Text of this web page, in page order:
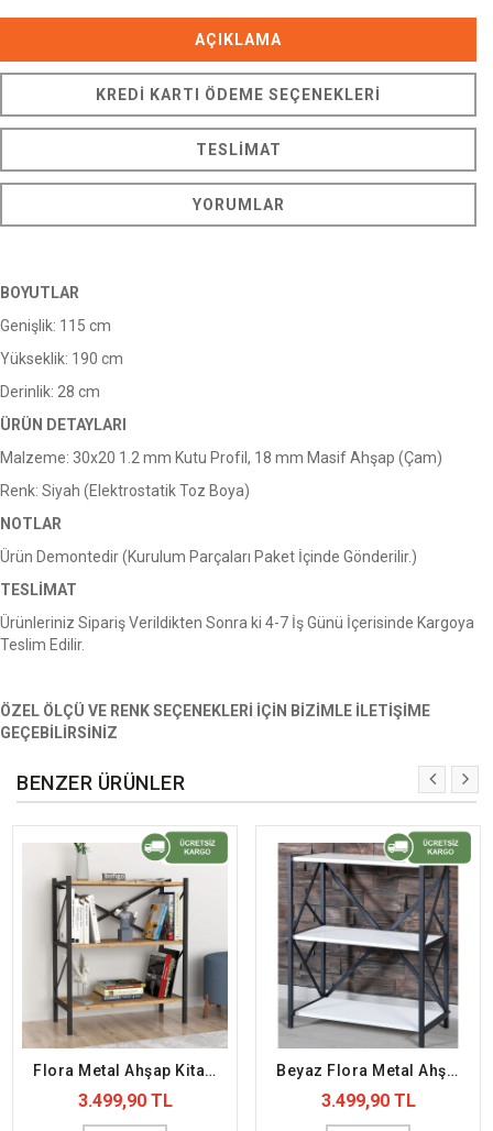
AÇIKLAMA
KREDI KARTI ÖDEME SEÇENEKLERI
TESLIMAT
YORUMLAR
BOYUTLAR
Genişlik: 115 cm
Yükseklik: 190 cm
Derinlik: 28 cm
ÜRÜN DETAYLARI
Malzeme: 30x20 1.2 mm Kutu Profil, 18 mm Masif Ahşap (Çam)
Renk: Siyah (Elektrostatik Toz Boya)
NOTLAR
Ürün Demontedir (Kurulum Parçaları Paket İçinde Gönderilir.)
TESLİMAT
Ürünleriniz Sipariş Verildikten Sonra ki 4-7 İş Günü İçerisinde Kargoya
Teslim Edilir.
ÖZEL ÖLÇÜ VE RENK SEÇENEKLERİ İÇİN BİZİMLE İLETİŞİME
GEÇEBİLİRSİNİZ
BENZER ÜRÜNLER
Flora Metal Ahşap Kitaplık (DFFKT36)
3.499,90 TL
Beyaz Flora Metal Ahşap Kitaplık (DFFKT37)
3.499,90 TL